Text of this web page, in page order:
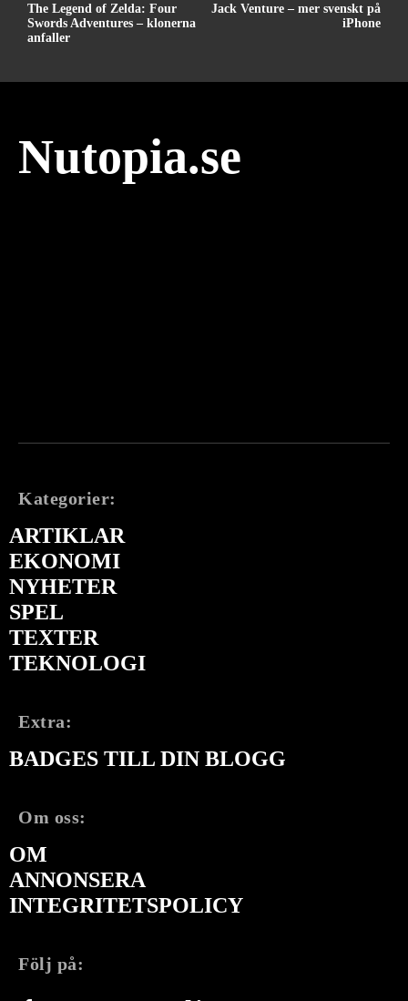
The Legend of Zelda: Four
Swords Adventures – klonerna
anfaller
Jack Venture – mer svenskt på
iPhone
Nutopia.se
Kategorier:
ARTIKLAR
EKONOMI
NYHETER
SPEL
TEXTER
TEKNOLOGI
Extra:
BADGES TILL DIN BLOGG
Om oss:
OM
ANNONSERA
INTEGRITETSPOLICY
Följ på: